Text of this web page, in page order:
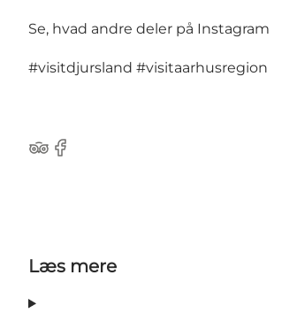
Se, hvad andre deler på Instagram
#visitdjursland #visitaarhusregion
TripAdvisor
Facebook
Læs mere